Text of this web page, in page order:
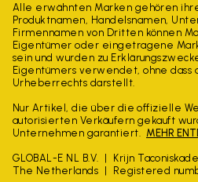
Alle erwähnten Marken gehören
Produktnamen, Handelsnamen,
Firmennamen von Dritten können
Eigentümer oder eingetragene
sein und wurden zu
Eigentümers verwendet, ohne dass
Urheberrechts darstellt.
Nur Artikel, die über die offizielle
autorisierten Verkäufern gekauft
Unternehmen garantiert. MEHR
GLOBAL-E NL B.V.
Krijn
The Netherlands
Registered